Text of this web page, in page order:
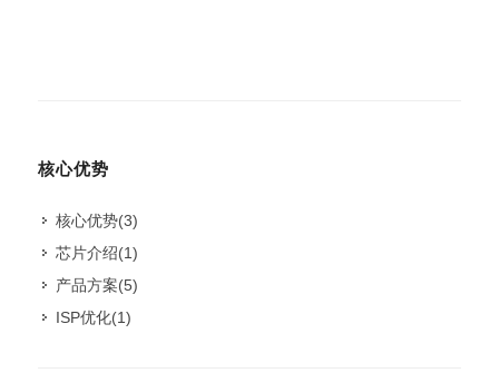
核心优势
核心优势(3)
芯片介绍(1)
产品方案(5)
ISP优化(1)